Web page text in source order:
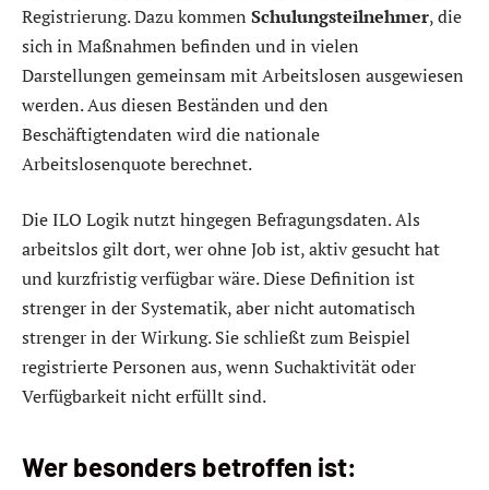
Registrierung. Dazu kommen Schulungsteilnehmer, die
sich in Maßnahmen befinden und in vielen
Darstellungen gemeinsam mit Arbeitslosen ausgewiesen
werden. Aus diesen Beständen und den
Beschäftigtendaten wird die nationale
Arbeitslosenquote berechnet.
Die ILO Logik nutzt hingegen Befragungsdaten. Als
arbeitslos gilt dort, wer ohne Job ist, aktiv gesucht hat
und kurzfristig verfügbar wäre. Diese Definition ist
strenger in der Systematik, aber nicht automatisch
strenger in der Wirkung. Sie schließt zum Beispiel
registrierte Personen aus, wenn Suchaktivität oder
Verfügbarkeit nicht erfüllt sind.
Wer besonders betroffen ist: